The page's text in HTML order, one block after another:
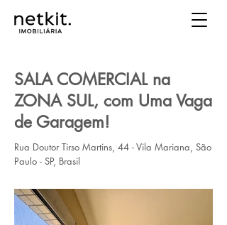
SALA COMERCIAL na
ZONA SUL, com Uma Vaga
de Garagem!
Rua Doutor Tirso Martins, 44 - Vila Mariana, São
Paulo - SP, Brasil